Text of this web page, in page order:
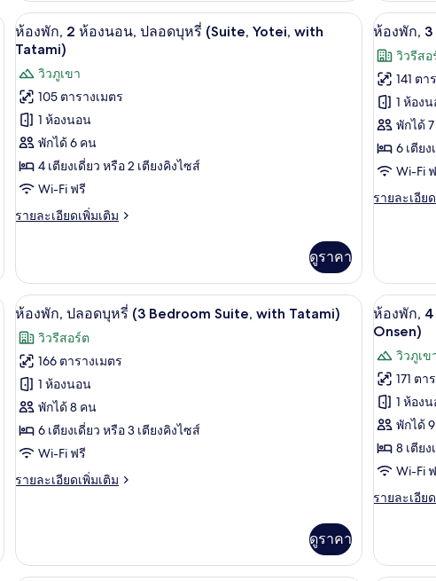
(Suite,
Courtyard,
with
Tatami)
ห้อง
พัก,
2
ห้อง
นอน,
บุหรี่
(Suite,
Courtyard,
with
Tatami)
(Suite,
with
Tatami)
กับ
ห้อง
2
ห้อง
นอน,
ปลอด
บุหรี่
(Suite,
Annupuri,
with
Village, with Tatami) | ตู้นิรภัยในห้องพัก, เตารีด/โต๊ะรีดผ้า, Wi-Fi ฟรี, ผ้าปูที่นอน
เปิด
ภาพถ่าย
ทั้งหมด
ของ
ห้อง
พัก,
2
ห้อง
นอน,
บุหรี่
(Suite,
Yotei,
with
Tatami)
ห้องพัก, 2 ห้องนอน, ปลอดบุหรี่ (Suite, Yotei,
5
ห้องพัก, 2 ห้องนอน, ปลอดบุหรี่ (Suite, Yotei, with
Tatami)
วิวภูเขา
105 ตารางเมตร
1 ห้องนอน
พักได้ 6 คน
4 เตียงเดี่ยว หรือ 2 เตียงคิงไซส์
Wi-Fi ฟรี
รายละเอียดเพิ่มเติม
ราย
เกี่ยว
กับ
ห้อง
2
ห้อง
นอน,
ปลอด
บุหรี่
(Suite,
Yotei,
with
ดูราคา
เปิด
ภาพถ่าย
ทั้งหมด
ของ
ห้อง
พัก,
3
ห้อง
บุหรี่
(Suite,
5
ห้องพัก,
วิวรีสอ
141 ตา
1 ห้อง
พักได้
6 เตีย
Wi-Fi
รายละเอีย
ราย
กับ
ห้อง
พัก,
3
ห้อง
นอน,
ปลอด
บุหรี่
(Suite,
Annupuri)
Yotei) | ตู้นิรภัยในห้องพัก, เตารีด/โต๊ะรีดผ้า, Wi-Fi ฟรี, ผ้าปูที่นอน
เปิด
ภาพถ่าย
ทั้งหมด
ของ
ห้อง
พัก,
ปลอด
บุหรี่
Suite,
with
ห้องพัก, ปลอดบุหรี่ (3 Bedroom Suite, with
5
ห้องพัก, ปลอดบุหรี่ (3 Bedroom Suite, with Tatami)
วิวรีสอร์ต
166 ตารางเมตร
1 ห้องนอน
พักได้ 8 คน
6 เตียงเดี่ยว หรือ 3 เตียงคิงไซส์
Wi-Fi ฟรี
รายละเอียดเพิ่มเติม
ราย
กับ
ห้อง
ดูราคา
เปิด
ภาพถ่าย
ทั้งหมด
ของ
ห้อง
พัก,
4
ห้อง
นอน,
บุหรี่
3
ห้องพัก,
Onsen)
วิวภูเข
171 ตา
1 ห้อง
พักได้
8 เตีย
Wi-Fi
รายละเอีย
ราย
เกี่ยว
กับ